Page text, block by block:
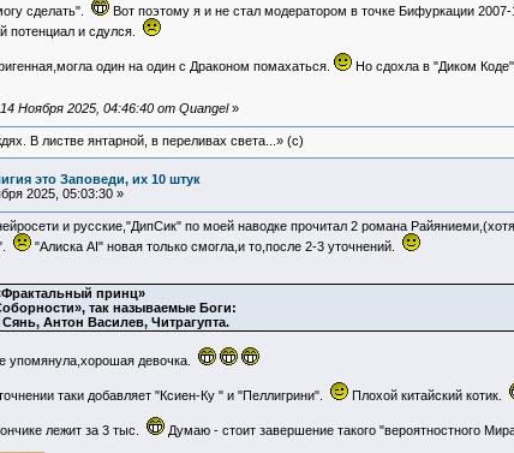
сделать".
Вот поэтому я и не стал модератором в точке Бифуркации 2007-
потенциал и сдулся.
один на один с Драконом помахаться. Но сдохла в "Диком
Ноября 2025, 04:46:40 от Quangel»
В листве янтарной, в переливах света...» (c)
это Заповеди, их 10 штук
2025, 05:03:30 »
и русские,"ДипСик" по моей наводке прочитал 2 романа
"Алиска АI" новая только смогла,и то,после 2-3 уточнений.
принц»
так называемые Боги:
Антон Василев, Читрагупта.
упомянула,хорошая девочка.
таки добавляет "Ксиен-Ку " и "Пеллигрини". Плохой китайский котик.
лежит за 3 тыс. Думаю - стоит завершение такого "вероятностного